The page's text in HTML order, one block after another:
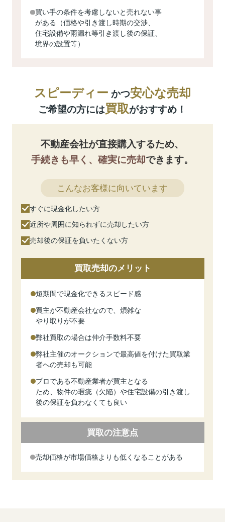
買い手の条件を考慮しないと売れない事
がある（価格や引き渡し時期の交渉、
住宅設備や雨漏れ等引き渡し後の保証、
境界の設置等）
スピーディー かつ安心な売却
ご希望の方には買取がおすすめ！
不動産会社が直接購入するため、
手続きも早く、確実に売却できます。
こんなお客様に向いています
すぐに現金化したい方
近所や周囲に知られずに売却したい方
売却後の保証を負いたくない方
買取売却のメリット
短期間で現金化できるスピード感
買主が不動産会社なので、煩雑な
やり取りが不要
弊社買取の場合は仲介手数料不要
弊社主催のオークションで最高値を付けた買取業
者への売却も可能
プロである不動産業者が買主となる
ため、物件の瑕疵（欠陥）や住宅設備の引き渡し
後の保証を負わなくても良い
買取の注意点
売却価格が市場価格よりも低くなることがある